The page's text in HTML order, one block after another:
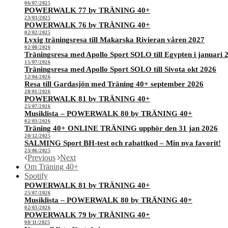
06/07/2025
POWERWALK 77 by TRÄNING 40+
23/03/2025
POWERWALK 76 by TRÄNING 40+
02/02/2025
Lyxig träningsresa till Makarska Rivieran våren 2027
02/08/2026
Träningsresa med Apollo Sport SOLO till Egypten i januari
15/07/2026
Träningsresa med Apollo Sport SOLO till Sivota okt 2026
12/04/2026
Resa till Gardasjön med Träning 40+ september 2026
28/01/2026
POWERWALK 81 by TRÄNING 40+
25/07/2026
Musiklista – POWERWALK 80 by TRÄNING 40+
02/03/2026
Träning 40+ ONLINE TRÄNING upphör den 31 jan 2026
20/12/2025
SALMING Sport BH-test och rabattkod – Min nya favorit!
23/06/2025
Previous Next
Om Träning 40+
Spotify
POWERWALK 81 by TRÄNING 40+
25/07/2026
Musiklista – POWERWALK 80 by TRÄNING 40+
02/03/2026
POWERWALK 79 by TRÄNING 40+
08/11/2025